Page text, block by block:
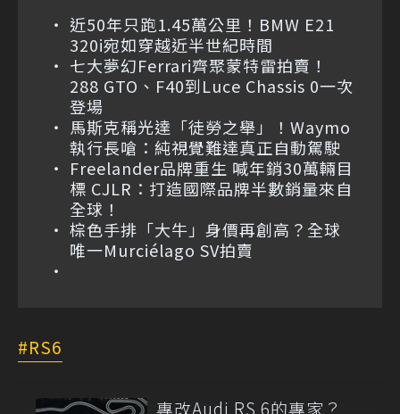
近50年只跑1.45萬公里！BMW E21
320i宛如穿越近半世紀時間
七大夢幻Ferrari齊聚蒙特雷拍賣！
288 GTO、F40到Luce Chassis 0一次
登場
馬斯克稱光達「徒勞之舉」！Waymo
執行長嗆：純視覺難達真正自動駕駛
Freelander品牌重生 喊年銷30萬輛目
標 CJLR：打造國際品牌半數銷量來自
全球！
棕色手排「大牛」身價再創高？全球
唯一Murciélago SV拍賣
RS6
專改Audi RS 6的專家？